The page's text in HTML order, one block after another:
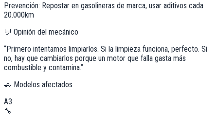
Prevención: Repostar en gasolineras de marca, usar aditivos cada
20.000km
💬 Opinión del mecánico
“Primero intentamos limpiarlos. Si la limpieza funciona, perfecto. Si
no, hay que cambiarlos porque un motor que falla gasta más
combustible y contamina.”
🚗 Modelos afectados
A3
🔧